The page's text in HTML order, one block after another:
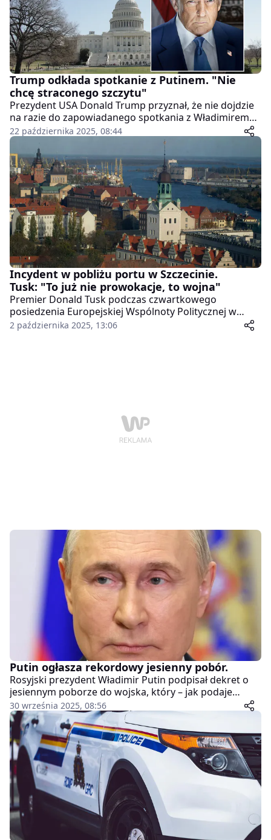
Trump odkłada spotkanie z Putinem. "Nie
chcę straconego szczytu"
Prezydent USA Donald Trump przyznał, że nie dojdzie
na razie do zapowiadanego spotkania z Władimirem
Putinem, tłumacząc, iż nie chce "straconego
spotkania" w sytuacji, gdy różnice w propozycjach
pokojowych dotyczących Ukrainy pozostają nie do
pogodzenia.
22 października 2025, 08:44
Incydent w pobliżu portu w Szczecinie.
Tusk: "To już nie prowokacje, to wojna"
Premier Donald Tusk podczas czwartkowego
posiedzenia Europejskiej Wspólnoty Politycznej w
Kopenhadze poinformował o kolejnym niepokojącym
incydencie w pobliżu portu w Szczecinie. Jak podkreślił,
2 października 2025, 13:06
Putin ogłasza rekordowy jesienny pobór.
Rosyjski prezydent Władimir Putin podpisał dekret o
jesiennym poborze do wojska, który – jak podaje
portal Moscow Times – będzie największym od
dziewięciu lat. Od 1 października do 31 grudnia 2025
roku do służby ma trafić 135 tysięcy mężczyzn w wieku
od 18 do 30 lat. To o dwa tysiące więcej niż jesienią
ubiegłego roku.
30 września 2025, 08:56